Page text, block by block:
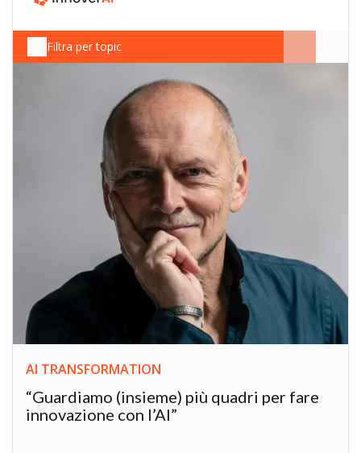
Filtra per topic
AI TRANSFORMATION
“Guardiamo (insieme) più quadri per fare
innovazione con l’AI”